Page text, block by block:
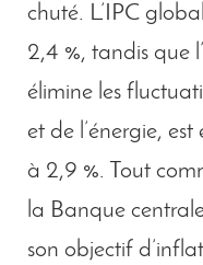
chuté. L’IPC
2,4 %, tandis que
élimine les
et de l’énergie,
à 2,9 %. Tout
la Banque
son objectif